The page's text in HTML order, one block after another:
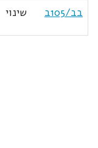
בב/105ב
שינוי